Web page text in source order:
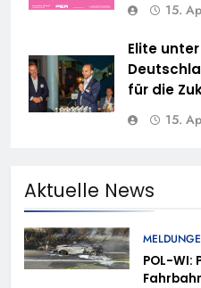
15.
Elite
für die
15.
Aktuelle News
POL-